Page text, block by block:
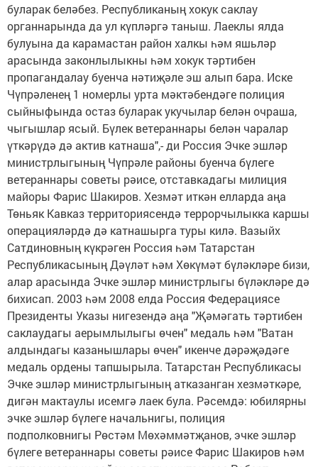
буларак беләбез. Республиканың хокук саклау
органнарында да ул күпләргә таныш. Лаеклы ялда
булуына да карамастан район халкы һәм яшьләр
арасында законлылыкны һәм хокук тәртибен
пропагандалау буенча нәтиҗәле эш алып бара. Иске
Чүпрәленең 1 номерлы урта мәктәбендәге полиция
сыйныфында остаз буларак укучылар белән очраша,
чыгышлар ясый. Бүлек ветераннары белән чаралар
үткәрүдә дә актив катнаша",- ди Россия Эчке эшләр
министрлыгының Чүпрәле районы буенча бүлеге
ветераннары советы рәисе, отставкадагы милиция
майоры Фарис Шакиров. Хезмәт иткән елларда аңа
Төньяк Кавказ территориясендә террорчылыкка каршы
операцияләрдә дә катнашырга туры килә. Вазыйх
Сатдиновның күкрәген Россия һәм Татарстан
Республикасының Дәүләт һәм Хөкүмәт бүләкләре бизи,
алар арасында Эчке эшләр министрлыгы бүләкләре дә
бихисап. 2003 һәм 2008 елда Россия Федерациясе
Президенты Указы нигезендә аңа "Җәмәгать тәртибен
саклаудагы аерымлылыгы өчен" медаль һәм "Ватан
алдындагы казанышлары өчен" икенче дәрәҗәдәге
медаль ордены тапшырыла. Татарстан Республикасы
Эчке эшләр министрлыгының атказанган хезмәткәре,
дигән мактаулы исемгә лаек була. Рәсемдә: юбилярны
эчке эшләр бүлеге начальнигы, полиция
подполковнигы Рөстәм Мөхәммәтҗанов, эчке эшләр
бүлеге ветераннары советы рәисе Фарис Шакиров һәм